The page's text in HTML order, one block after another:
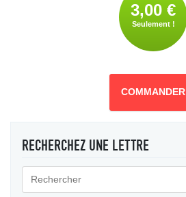
3,00 €
Seulement !
COMMANDER
RECHERCHEZ UNE LETTRE